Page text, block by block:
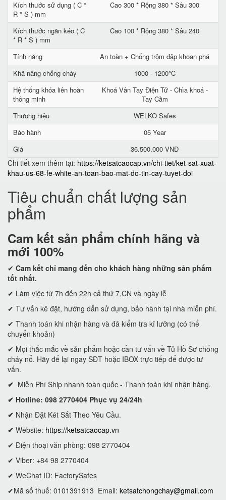
Kích thước sử dụng ( C *
R * S ) mm
Cao 300 * Rộng 380 * Sâu 300
Kích thước ngăn kéo ( C
* R * S ) mm
Cao 100 * Rộng 380 * Sâu 240
Tính năng
An toàn + Chống trộm đập khoan phá
Khả năng chống cháy
1000 - 1200°C
Hệ thống khóa liên hoàn
thông minh
Khoá Vân Tay Điện Tử - Chìa khoá -
Tay Cầm
Thương hiệu
WELKO Safes
Bảo hành
05 Year
Giá
36.500.000 VNĐ
Chi tiết xem thêm tại: https://ketsatcaocap.vn/chi-tiet/ket-sat-xuat-
khau-us-68-fe-white-an-toan-bao-mat-do-tin-cay-tuyet-doi
Tiêu chuẩn chất lượng sản
phẩm
Cam kết sản phẩm chính hãng và
mới 100%
✔ Cam kết chỉ mang đến cho khách hàng những sản phẩm
tốt nhất.
✔ Làm việc từ 7h đến 22h cả thứ 7,CN và ngày lễ
✔ Tư vấn kê đặt, hướng dẫn sử dụng, bảo hành tại nhà miễn phí.
✔ Thanh toán khi nhận hàng và đã kiểm tra kĩ lưỡng (có thể
chuyển khoản)
✔ Mọi thắc mắc về sản phẩm hoặc cần tư vấn về Tủ Hồ Sơ chống
cháy nổ. Hãy để lại ngay SĐT hoặc IBOX trực tiếp để được tư
vấn.
✔ Miễn Phí Ship nhanh toàn quốc - Thanh toán khi nhận hàng.
✔ Hotline: 098 2770404 Phục vụ 24/24h
✔ Nhận Đặt Két Sắt Theo Yêu Cầu.
✔ Website: https://ketsatcaocap.vn
✔ Điện thoại văn phòng: 098 2770404
✔ Viber: +84 98 2770404
✔ WeChat ID: FactorySafes
✔Mã số thuế: 0101391913 Email: ketsatchongchay@gmail.com